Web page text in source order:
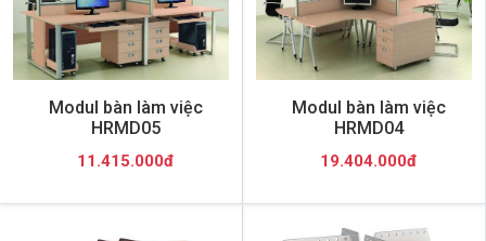
Modul bàn làm việc
HRMD05
11.415.000đ
Modul bàn làm việc
HRMD04
19.404.000đ